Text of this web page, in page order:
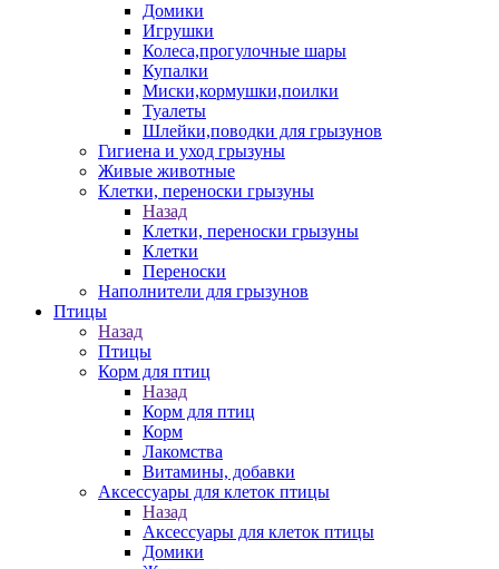
Домики
Игрушки
Колеса,прогулочные шары
Купалки
Миски,кормушки,поилки
Туалеты
Шлейки,поводки для грызунов
Гигиена и уход грызуны
Живые животные
Клетки, переноски грызуны
Назад
Клетки, переноски грызуны
Клетки
Переноски
Наполнители для грызунов
Птицы
Назад
Птицы
Корм для птиц
Назад
Корм для птиц
Корм
Лакомства
Витамины, добавки
Аксессуары для клеток птицы
Назад
Аксессуары для клеток птицы
Домики